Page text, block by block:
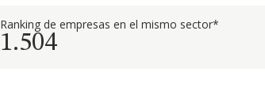
Ranking de empresas en el mismo sector*
1.504